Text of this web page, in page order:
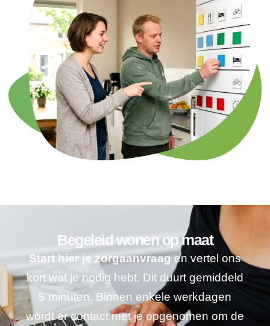
Begeleid wonen op maat
Start hier je zorgaanvraagen vertel ons
kort wat je nodig hebt. Dit duurt gemiddeld
5 minuten. Binnen enkele werkdagen
wordt er contact met je opgenomen om de